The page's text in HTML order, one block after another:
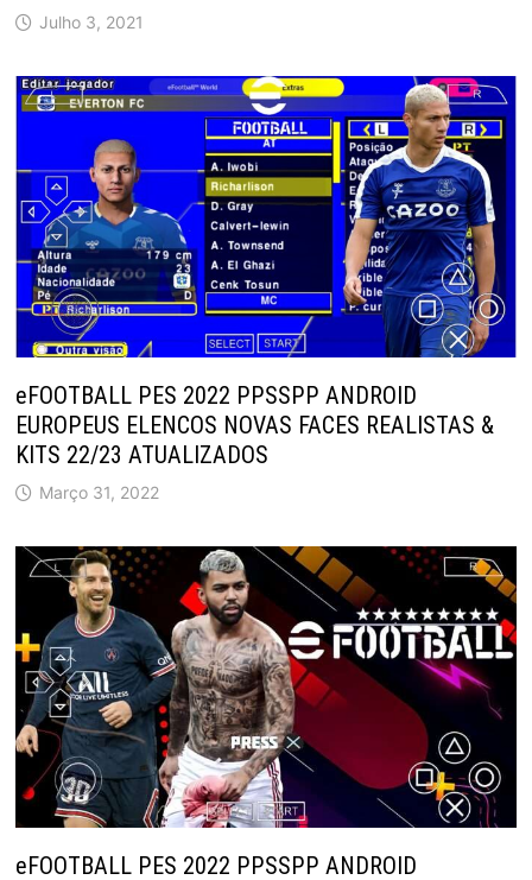
Julho 3, 2021
eFOOTBALL PES 2022 PPSSPP ANDROID
EUROPEUS ELENCOS NOVAS FACES REALISTAS &
KITS 22/23 ATUALIZADOS
Março 31, 2022
eFOOTBALL PES 2022 PPSSPP ANDROID